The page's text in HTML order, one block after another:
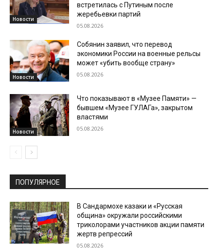
Новости
встретилась с Путиным после
жеребьевки партий
05.08.2026
Новости
Собянин заявил, что перевод
экономики России на военные рельсы
может «убить вообще страну»
05.08.2026
Новости
Что показывают в «Музее Памяти» —
бывшем «Музее ГУЛАГа», закрытом
властями
05.08.2026
ПОПУЛЯРНОЕ
В Сандармохе казаки и «Русская
община» окружали российскими
триколорами участников акции памяти
жертв репрессий
05.08.2026